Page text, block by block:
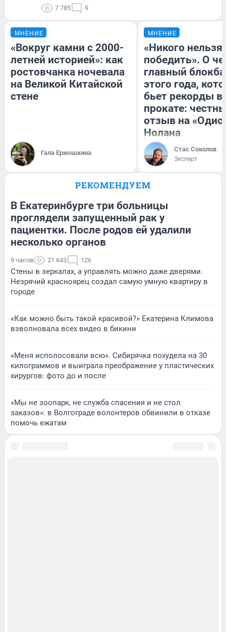
7 785 9
МНЕНИЕ
«Вокруг камни с 2000-
летней историей»: как
ростовчанка ночевала
на Великой Китайской
стене
Гала Ермошкина
МНЕНИЕ
«Никого нельзя
победить». О
главный
этого года,
бьет рекорды в
прокате:
отзыв на
Нолана
Стас Соколов
Эксперт
РЕКОМЕНДУЕМ
В Екатеринбурге три больницы
проглядели запущенный рак у
пациентки. После родов ей удалили
несколько органов
9 часов 21 643 126
Стены в зеркалах, а управлять можно даже дверями.
Незрячий красноярец создал самую умную квартиру в
городе
«Как можно быть такой красивой?» Екатерина Климова
взволновала всех видео в бикини
«Меня исполосовали всю». Сибирячка похудела на 30
килограммов и выиграла преображение у пластических
хирургов: фото до и после
«Мы не зоопарк, не служба спасения и не стол
заказов»: в Волгограде волонтеров обвинили в отказе
помочь ежатам